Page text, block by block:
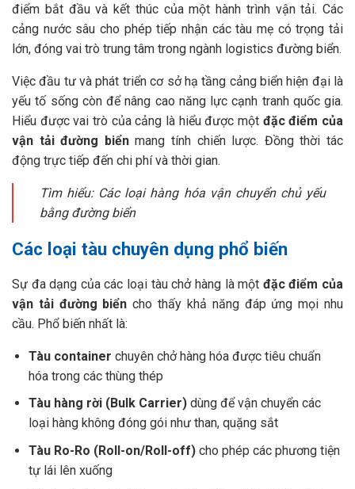
điểm bắt đầu và kết thúc của một hành trình vận tải. Các
cảng nước sâu cho phép tiếp nhận các tàu mẹ có trọng tải
lớn, đóng vai trò trung tâm trong ngành logistics đường biển.
Việc đầu tư và phát triển cơ sở hạ tầng cảng biển hiện đại là
yếu tố sống còn để nâng cao năng lực cạnh tranh quốc gia.
Hiểu được vai trò của cảng là hiểu được một đặc điểm của
vận tải đường biểnmang tính chiến lược. Đồng thời tác
động trực tiếp đến chi phí và thời gian.
Tìm hiểu: Các loại hàng hóa vận chuyển chủ yếu
bằng đường biển
Các loại tàu chuyên dụng phổ biến
Sự đa dạng của các loại tàu chở hàng là một đặc điểm của
vận tải đường biển cho thấy khả năng đáp ứng mọi nhu
cầu. Phổ biến nhất là:
Tàu container chuyên chở hàng hóa được tiêu chuẩn
hóa trong các thùng thép
Tàu hàng rời (Bulk Carrier)dùng để vận chuyển các
loại hàng không đóng gói như than, quặng sắt
Tàu Ro-Ro (Roll-on/Roll-off)cho phép các phương tiện
tự lái lên xuống